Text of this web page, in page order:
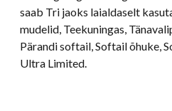
saab Tri jaoks laialdaselt
mudelid, Teekuningas,
Pärandi softail, Softail õhuke,
Ultra Limited.